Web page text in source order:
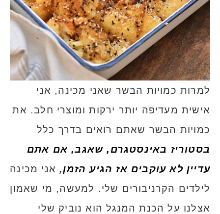
למרות כמויות הבשר שאני מכינה, אני
אישית מעדיפה יותר ירקות ומוצרי חלב. את
כמויות הבשר שאתם רואים בדרך כלל
בסטוריז באינסטגרם, שאגב, אם אתם
עדיין לא עוקבים אז הגיע הזמן,אני מכינה
לילדים הקרניבורים שלי. למעשה, מי שאמון
אצלנו על הכנת המנגל הוא נוביק שלי